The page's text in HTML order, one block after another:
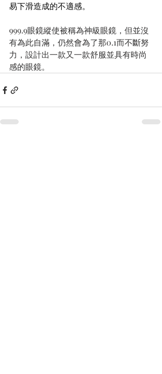
易下滑造成的不適感。
999.9眼鏡縱使被稱為神級眼鏡，但並沒
有為此自滿，仍然會為了那0.1而不斷努
力，設計出一款又一款舒服並具有時尚
感的眼鏡。